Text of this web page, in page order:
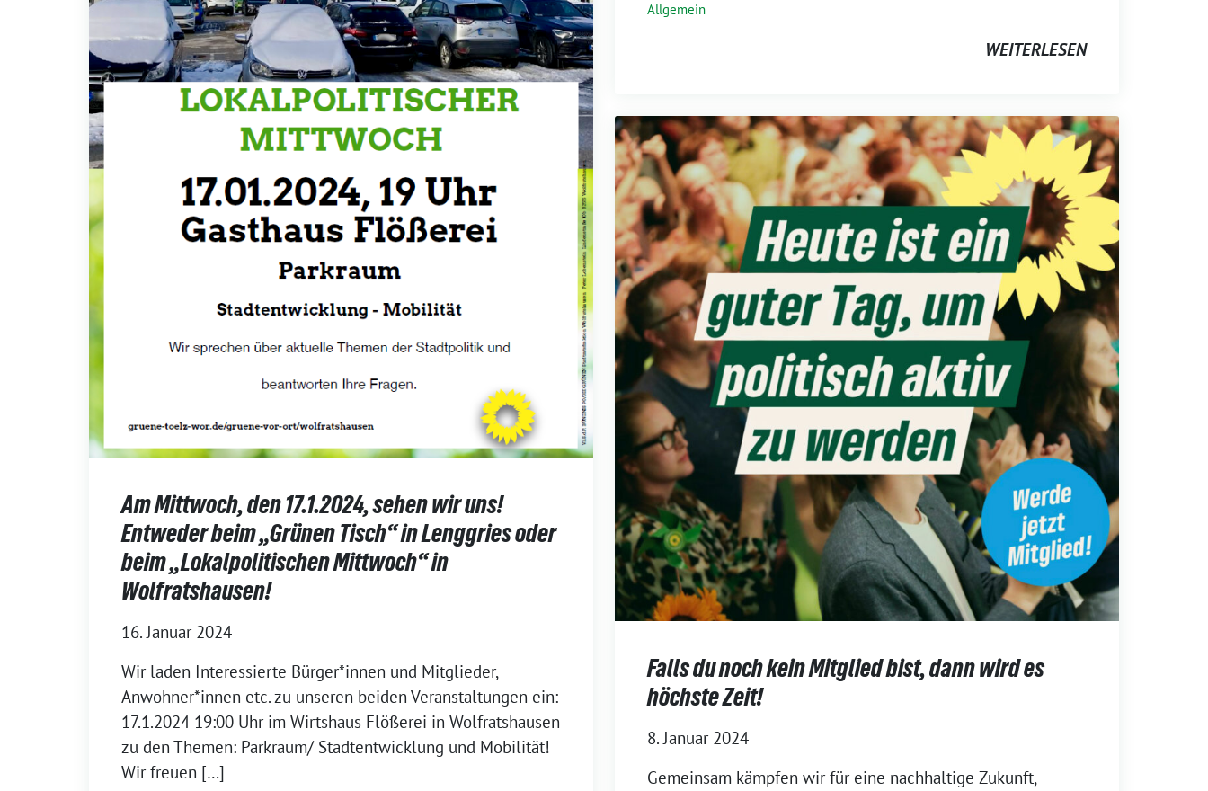
Allgemein
WEITERLESEN
Am Mittwoch, den 17.1.2024, sehen wir uns!
Entweder beim „Grünen Tisch“ in Lenggries oder
beim „Lokalpolitischen Mittwoch“ in
Wolfratshausen!
16. Januar 2024
Wir laden Interessierte Bürger*innen und Mitglieder,
Anwohner*innen etc. zu unseren beiden Veranstaltungen ein:
17.1.2024 19:00 Uhr im Wirtshaus Flößerei in Wolfratshausen
zu den Themen: Parkraum/ Stadtentwicklung und Mobilität!
Wir freuen […]
Falls du noch kein Mitglied bist, dann wird es
höchste Zeit!
8. Januar 2024
Gemeinsam kämpfen wir für eine nachhaltige Zukunft,